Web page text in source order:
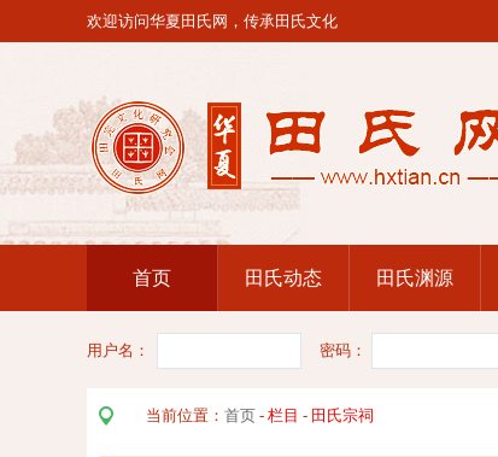
欢迎访问华夏田氏网，传承田氏文化
首页 田氏动态 田氏渊源
用户名： 密码：
当前位置： 首页 - 栏目 - 田氏宗祠